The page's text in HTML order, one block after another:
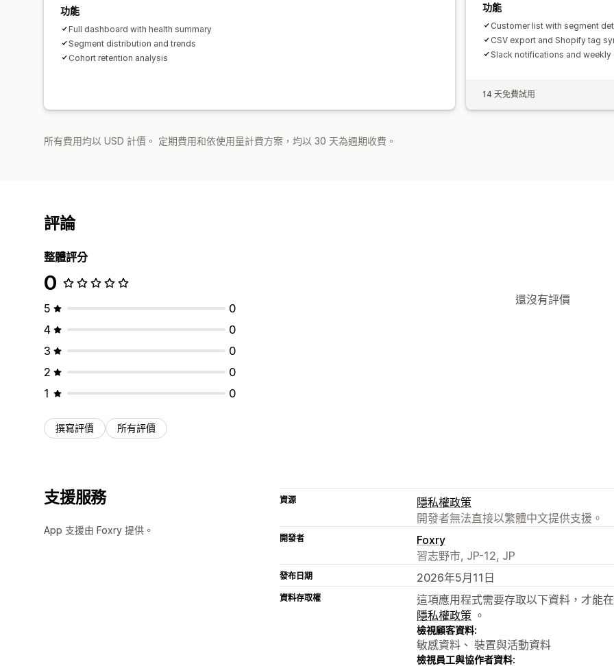
功能
Full dashboard with health summary
Segment distribution and trends
Cohort retention analysis
功能
Customer list with segment
CSV export and Shopify tag
Slack notifications and weekly
14 天免費試用
所有費用均以 USD 計價。 定期費用和依使用量計費方案，均以 30 天為週期收費。
評論
整體評分
0
5
0
4
0
3
0
2
0
1
0
撰寫評價 所有評價
還沒有評價
支援服務
App 支援由 Foxry 提供。
資源
隱私權政策
開發者無法直接以繁體中文提供支援。
開發者
Foxry
習志野市, JP-12, JP
發布日期 2026年5月11日
資料存取權
這項應用程式需要存取以下資料，才能
隱私權政策 。
檢視顧客資料:
敏感資料、 裝置與活動資料
檢視員工與協作者資料: